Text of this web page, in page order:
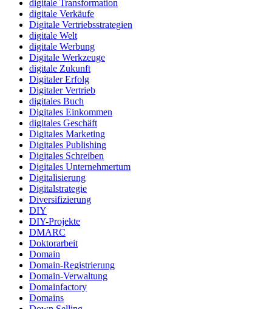
digitale Transformation
digitale Verkäufe
Digitale Vertriebsstrategien
digitale Welt
digitale Werbung
Digitale Werkzeuge
digitale Zukunft
Digitaler Erfolg
Digitaler Vertrieb
digitales Buch
Digitales Einkommen
digitales Geschäft
Digitales Marketing
Digitales Publishing
Digitales Schreiben
Digitales Unternehmertum
Digitalisierung
Digitalstrategie
Diversifizierung
DIY
DIY-Projekte
DMARC
Doktorarbeit
Domain
Domain-Registrierung
Domain-Verwaltung
Domainfactory
Domains